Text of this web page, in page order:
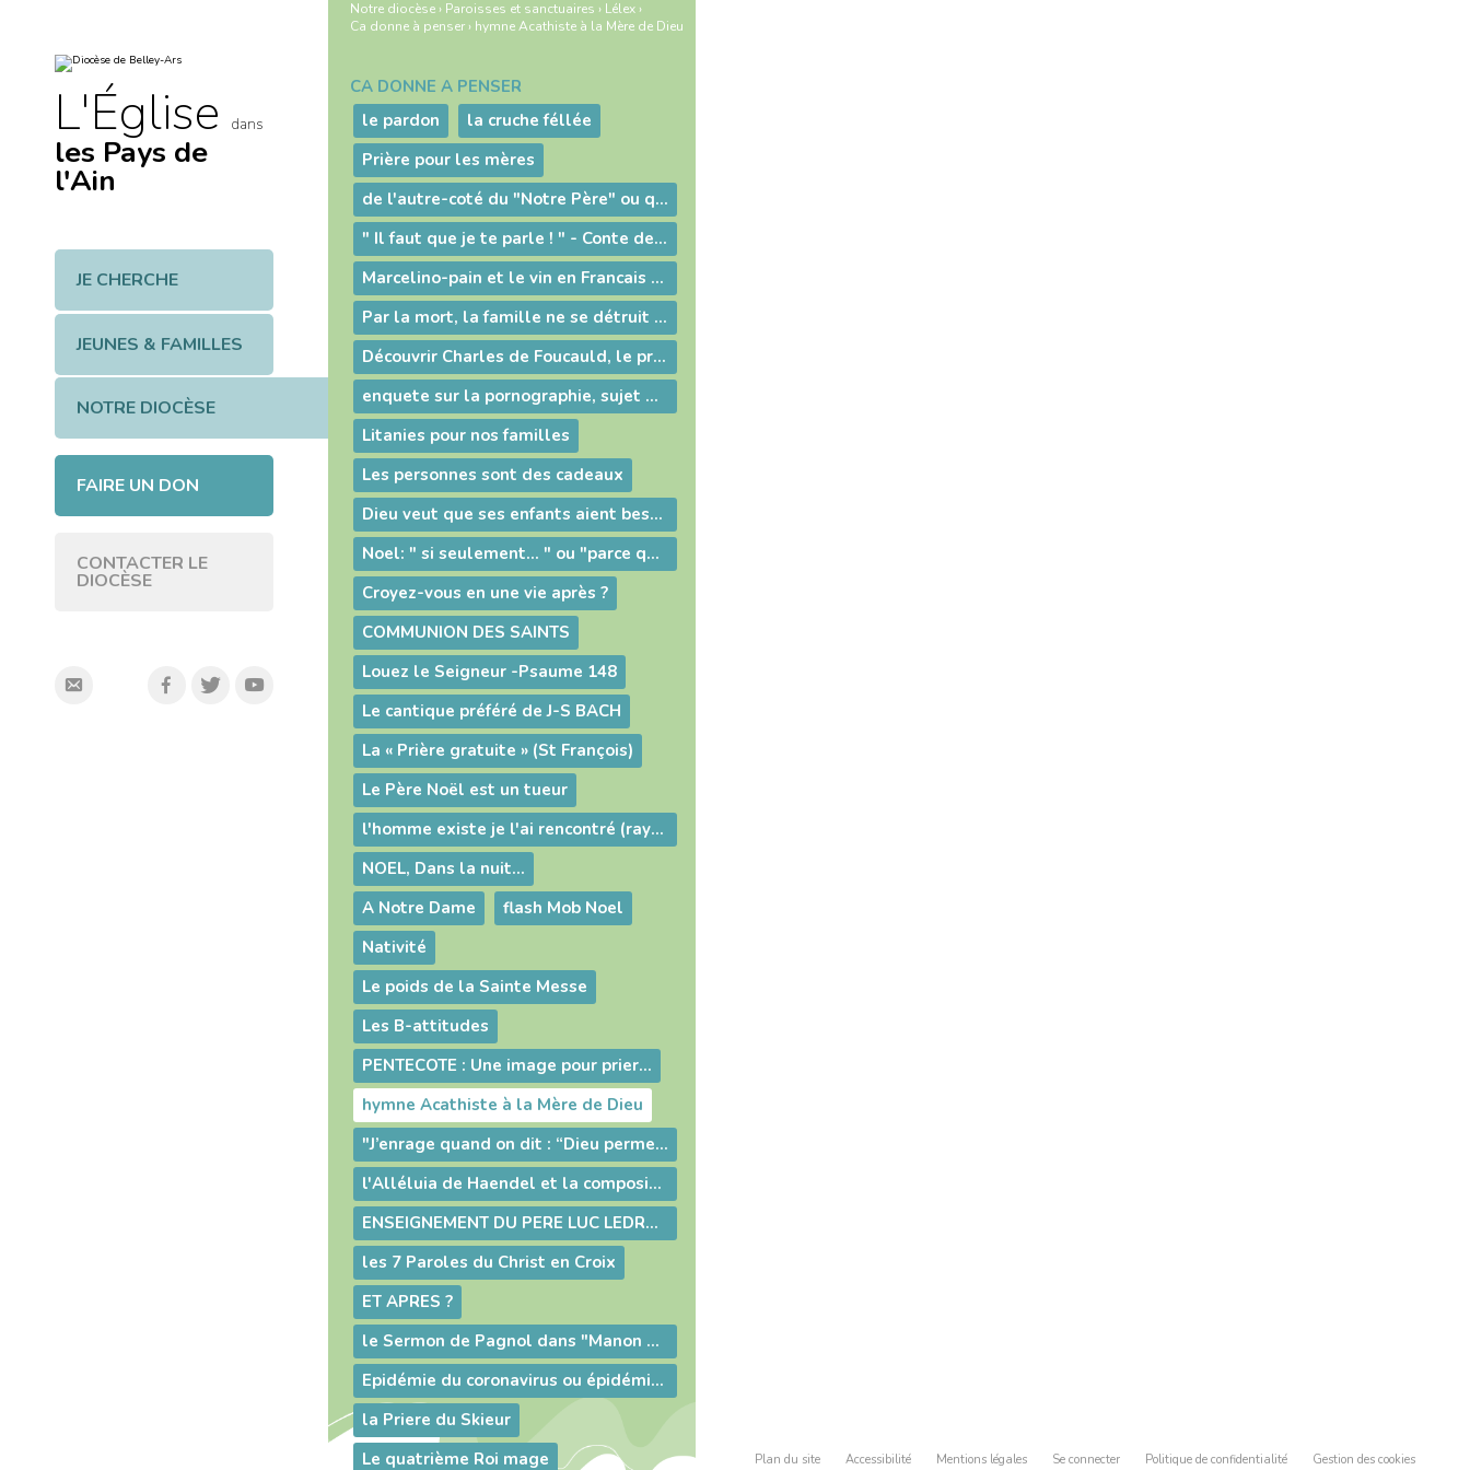
L'Église dans
les Pays de
l'Ain
JE CHERCHE
JEUNES & FAMILLES
NOTRE DIOCÈSE
FAIRE UN DON
CONTACTER LE
DIOCÈSE
Notre diocèse › Paroisses et sanctuaires › Lélex ›
Ca donne à penser › hymne Acathiste à la Mère de Dieu
Navigation
CA DONNE À PENSER
le pardon
la cruche féllée
Prière pour les mères
de l'autre-coté du "Notre Père" ou quand Dieu nous prie
" Il faut que je te parle ! " - Conte de Pâques
Marcelino-pain et le vin en Francais - gloria.tv
Par la mort, la famille ne se détruit pas, elle se transforme, une part d’elle va dans l’invisible
Découvrir Charles de Foucauld, le prochain Saint français qui sera canonisé à Rome le 25 mai 20022
enquete sur la pornographie, sujet de société, sujet délicat voir taboo dans une vison chrétienne.
Litanies pour nos familles
Les personnes sont des cadeaux
Dieu veut que ses enfants aient besoin les uns des autres
Noel: " si seulement... " ou "parce que..."
Croyez-vous en une vie après ?
COMMUNION DES SAINTS
Louez le Seigneur -Psaume 148
Le cantique préféré de J-S BACH
La « Prière gratuite » (St François)
Le Père Noël est un tueur
l'homme existe je l'ai rencontré (raymond Devos)
NOEL, Dans la nuit...
A Notre Dame
flash Mob Noel
Nativité
Le poids de la Sainte Messe
Les B-attitudes
PENTECOTE : Une image pour prier...
hymne Acathiste à la Mère de Dieu
"J’enrage quand on dit : “Dieu permet le mal.”
l'Alléluia de Haendel et la composition du " Messie"
ENSEIGNEMENT DU PERE LUC LEDROIT ARS VENDREDI SAINT 2019 LA CROIX
les 7 Paroles du Christ en Croix
ET APRES ?
le Sermon de Pagnol dans "Manon des Sources"
Epidémie du coronavirus ou épidémie de peur ?
la Priere du Skieur
Le quatrième Roi mage
Plan du site Accessibilité Mentions légales Se connecter Politique de confidentialité Gestion des cookies